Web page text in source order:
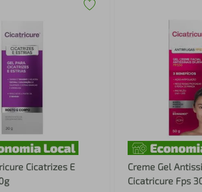
Cicatrizes E
Creme Gel
Cicatricure Fps